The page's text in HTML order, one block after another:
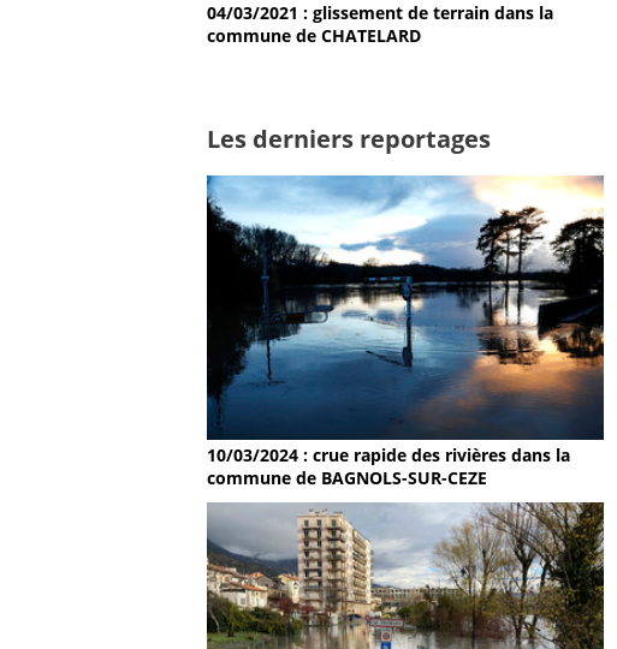
04/03/2021 : glissement de terrain dans la
commune de CHATELARD
Les derniers reportages
10/03/2024 : crue rapide des rivières dans la
commune de BAGNOLS-SUR-CEZE